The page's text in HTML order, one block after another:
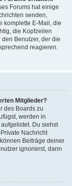
Forums hat einige
senden,
komplette E-Mail, die
die Kopfzeilen
Benutzer, der die
reagieren.
Mitglieder?
des Boards zu
werden in
Du siehst
Nachricht
Beiträge deiner
ignorierst, dann